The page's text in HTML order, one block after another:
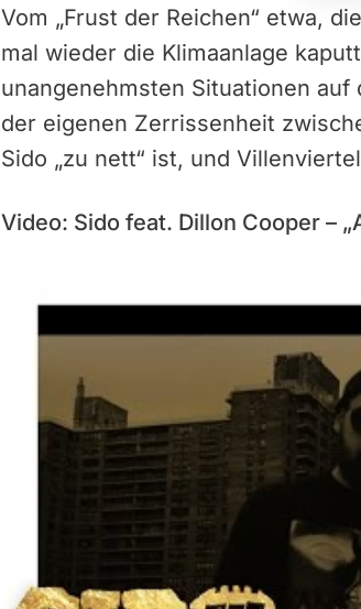
Vom „Frust der Reichen“ etwa,
mal wieder die Klimaanlage
unangenehmsten Situationen auf
der eigenen Zerrissenheit
Sido „zu nett“ ist, und
Video: Sido feat. Dillon Cooper –